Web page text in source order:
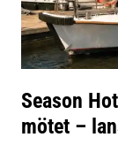
Season
mötet –